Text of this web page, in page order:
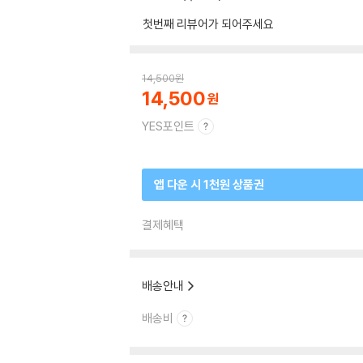
첫번째 리뷰어가 되어주세요
14,500원
14,500
YES포인트
앱 다운 시 1천원 상품권
결제혜택
배송안내
배송비